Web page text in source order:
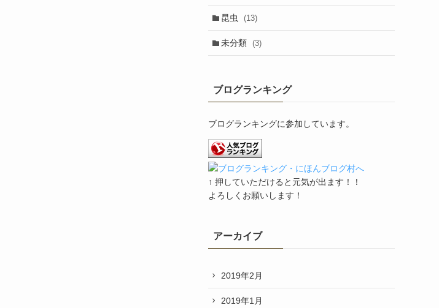
昆虫 (13)
未分類 (3)
ブログランキング
ブログランキングに参加しています。
↑ 押していただけると元気が出ます！！
よろしくお願いします！
アーカイブ
2019年2月
2019年1月